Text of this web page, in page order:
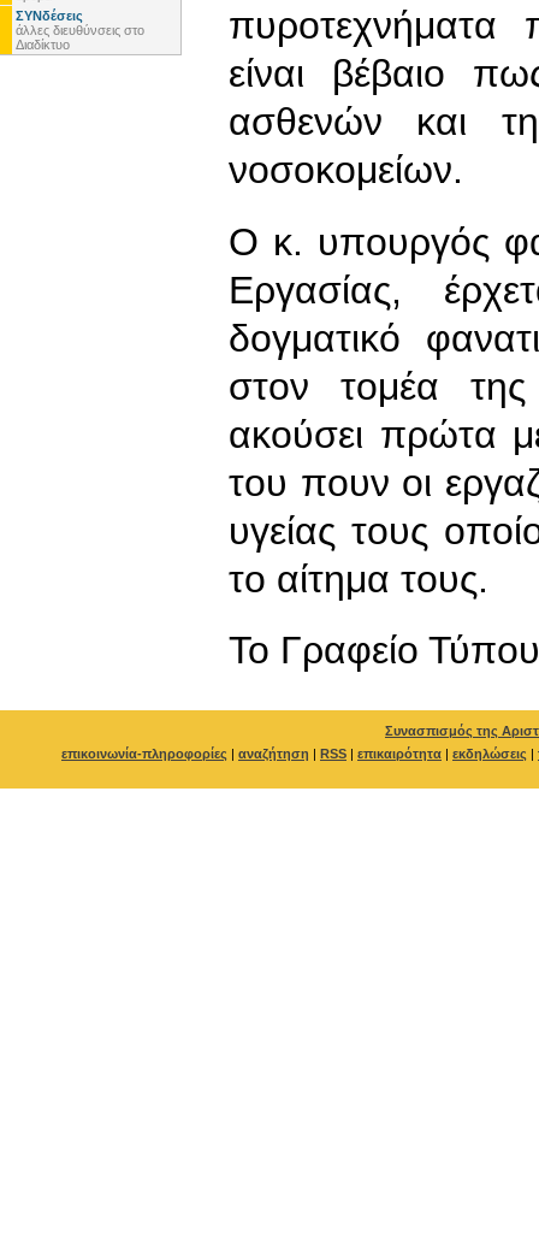
ΣΥΝδέσεις
άλλες διευθύνσεις στο
Διαδίκτυο
πυροτεχνήματα
είναι βέβαιο
ασθενών και
νοσοκομείων.
Ο κ. υπουργός
Εργασίας,
δογματικό
στον τομέα
ακούσει πρώτα
του πουν οι
υγείας τους
το αίτημα τους.
To Γραφείο Τύπου
Συνασπισμός της
επικοινωνία-πληροφορίες | αναζήτηση | RSS | επικαιρότητα | εκδηλώσεις |